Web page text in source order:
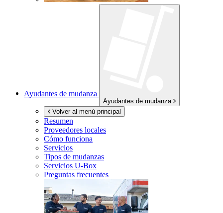
Ayudantes de mudanza
Ayudantes de mudanza
Volver al menú principal
Resumen
Proveedores locales
Cómo funciona
Servicios
Tipos de mudanzas
Servicios U-Box
Preguntas frecuentes